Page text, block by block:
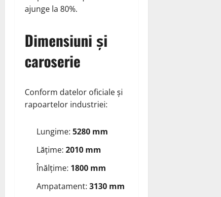
ajunge la 80%.
Dimensiuni și
caroserie
Conform datelor oficiale și
rapoartelor industriei:
Lungime: 5280 mm
Lățime: 2010 mm
Înălțime: 1800 mm
Ampatament: 3130 mm